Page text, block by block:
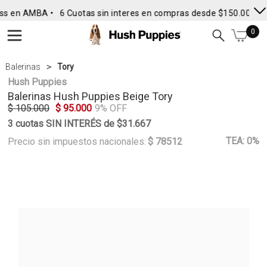
en AMBA • 6 Cuotas sin interes en compras desde $150.000 •
0
Balerinas Tory
Hush Puppies
Balerinas Hush Puppies Beige Tory
$ 105.000 $ 95.000 9% OFF
3 cuotas SIN INTERÉS de $31.667
Precio sin impuestos nacionales: $ 78512 TEA: 0%